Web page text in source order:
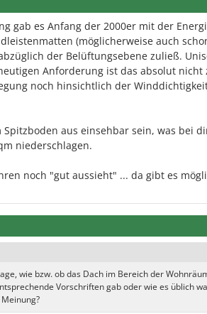
gab es Anfang der 2000er mit der
(möglicherweise auch
der Belüftungsebene zuließ.
Anforderung ist das absolut nicht
noch hinsichtlich der
aus einsehbar sein, was bei
niederschlagen.
noch "gut aussieht" ... da gibt es
wie bzw. ob das Dach im Bereich der
Vorschriften gab oder wie es üblich